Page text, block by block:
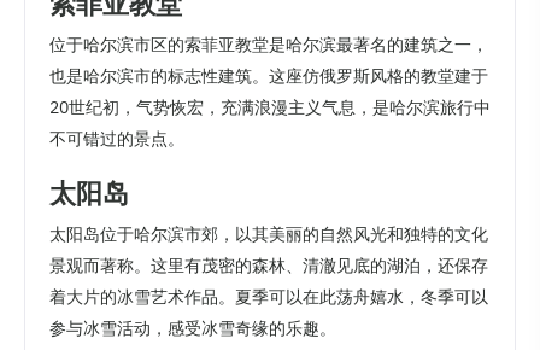
位于哈尔滨市区的索菲亚教堂是哈尔滨最著名的建筑之一，
也是哈尔滨市的标志性建筑。这座仿俄罗斯风格的教堂建于
20世纪初，气势恢宏，充满浪漫主义气息，是哈尔滨旅行中
不可错过的景点。
太阳岛
太阳岛位于哈尔滨市郊，以其美丽的自然风光和独特的文化
景观而著称。这里有茂密的森林、清澈见底的湖泊，还保存
着大片的冰雪艺术作品。夏季可以在此荡舟嬉水，冬季可以
参与冰雪活动，感受冰雪奇缘的乐趣。